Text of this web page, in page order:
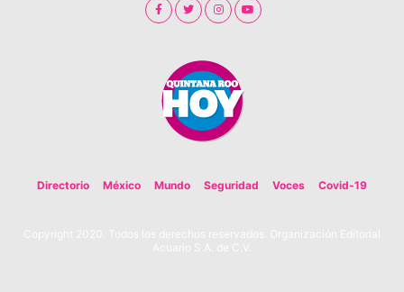
Directorio México Mundo Seguridad Voces Covid-19